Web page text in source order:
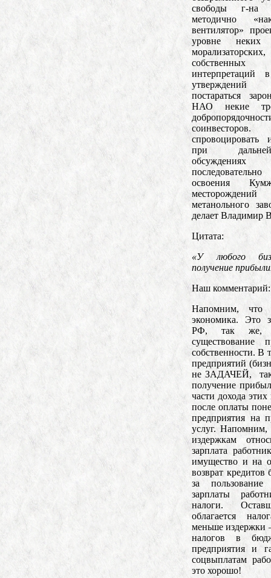
свободы г-на
методично
вентилятор»
уровне
утверждений
постараться
НАО некие
при
обсуждениях
освоения
метанольного
делает Владимир
Цитата:
«У любого
получение
Наш комментарий:
Напомним, что
экономика. Это
РФ, так же,
существование
собственности. В
предприятий
не ЗАДАЧЕЙ,
получение
части дохода
после оплаты
предприятия на
услуг.
издержкам
зарплата
имущество и на
возврат
за
зарплаты
налоги.
облагается
меньше издержки
налогов в
предприятия и
соцвыплатам
это хорошо!